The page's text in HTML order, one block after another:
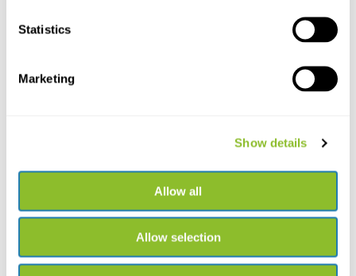
Statistics
Marketing
Show details
Allow all
Allow selection
sales@veldshop.nl